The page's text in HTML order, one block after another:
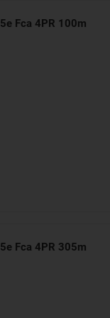
Fca 4PR 100m
Fca 4PR 305m